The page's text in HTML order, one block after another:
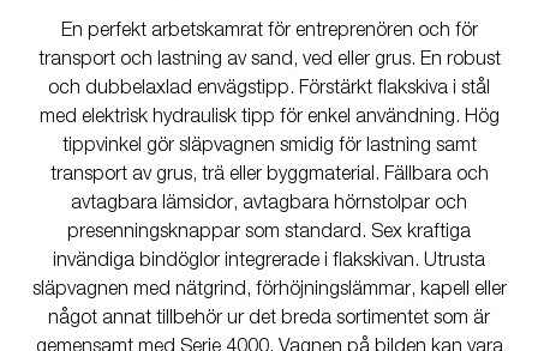
En perfekt arbetskamrat för entreprenören och för
transport och lastning av sand, ved eller grus. En robust
och dubbelaxlad envägstipp. Förstärkt flakskiva i stål
med elektrisk hydraulisk tipp för enkel användning. Hög
tippvinkel gör släpvagnen smidig för lastning samt
transport av grus, trä eller byggmaterial. Fällbara och
avtagbara lämsidor, avtagbara hörnstolpar och
presenningsknappar som standard. Sex kraftiga
invändiga bindöglor integrerade i flakskivan. Utrusta
släpvagnen med nätgrind, förhöjningslämmar, kapell eller
något annat tillbehör ur det breda sortimentet som är
gemensamt med Serie 4000. Vagnen på bilden kan vara